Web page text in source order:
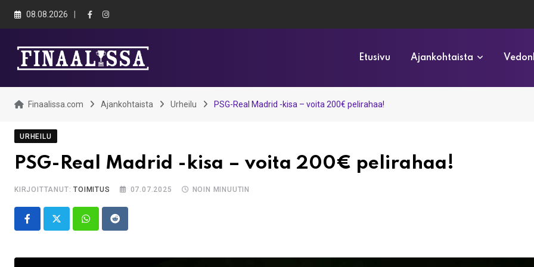
Skip
08.08.2026
Etusivu Ajankohtaista
Finaalissa.com Ajankohtaista Urheilu PSG-Real Madrid -kisa – voita 200€ pelirahaa!
URHEILU
PSG-Real Madrid -kisa – voita 200€ pelirahaa!
KIRJOITTANUT:TOIMITUS 07.07.2025 NOIN MINUUTIN
WhatsappReddit